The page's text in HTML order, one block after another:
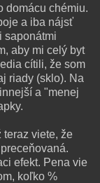
domácu chémiu.
a iba nájsť
saponátmi
aby mi celý byt
cítili, že som
riady (sklo). Na
a "menej
teraz viete, že
efekt. Pena vie
koľko %